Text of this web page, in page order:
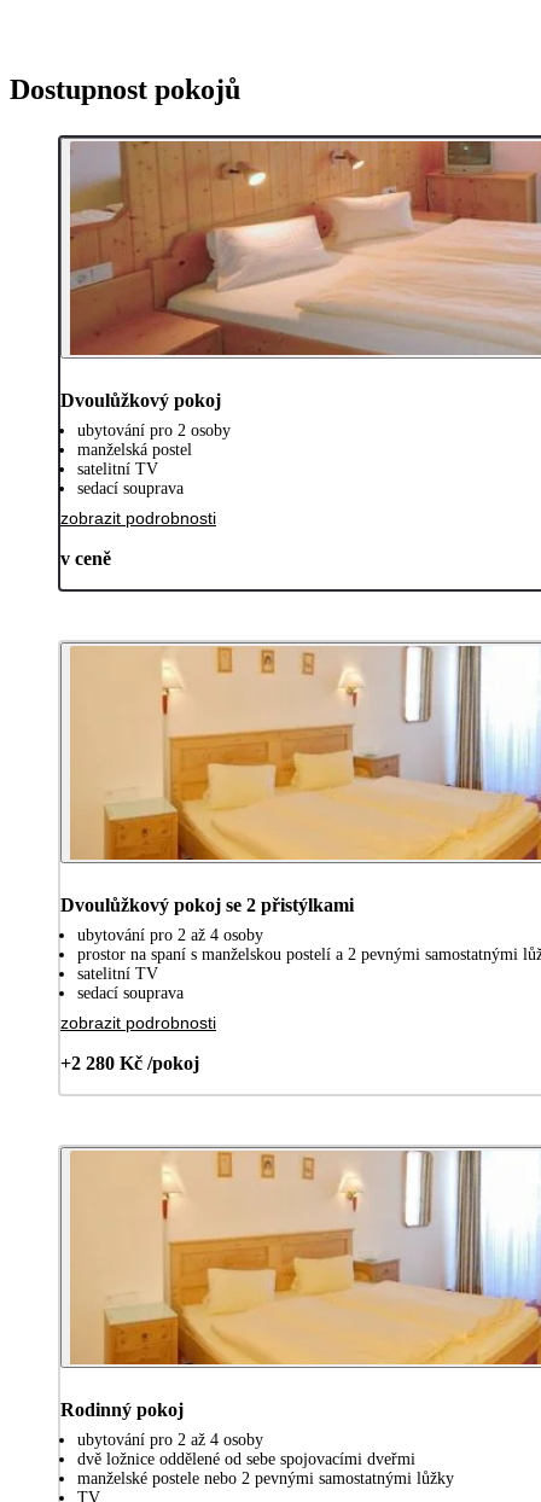
Dostupnost pokojů
Dvoulůžkový pokoj
ubytování pro 2 osoby
manželská postel
satelitní TV
sedací souprava
zobrazit podrobnosti
v ceně
Dvoulůžkový pokoj se 2 přistýlkami
ubytování pro 2 až 4 osoby
prostor na spaní s manželskou postelí a 2 pevnými samostatnými
satelitní TV
sedací souprava
zobrazit podrobnosti
+2 280 Kč /pokoj
Rodinný pokoj
ubytování pro 2 až 4 osoby
dvě ložnice oddělené od sebe spojovacími dveřmi
manželské postele nebo 2 pevnými samostatnými lůžky
TV